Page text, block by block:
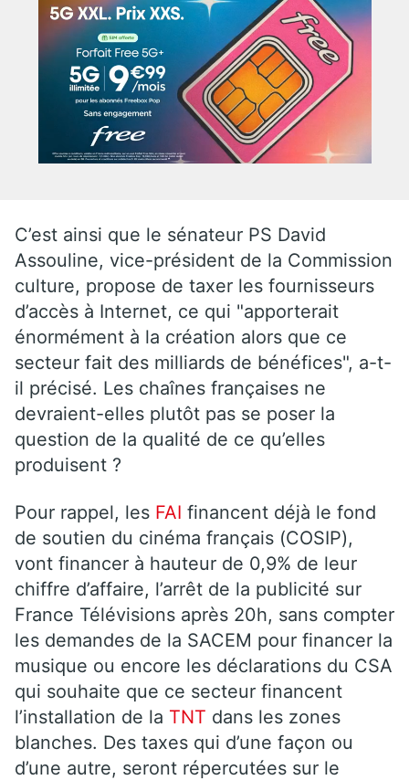
C’est ainsi que le sénateur PS David
Assouline, vice-président de la Commission
culture, propose de taxer les fournisseurs
d’accès à Internet, ce qui "apporterait
énormément à la création alors que ce
secteur fait des milliards de bénéfices", a-t-
il précisé. Les chaînes françaises ne
devraient-elles plutôt pas se poser la
question de la qualité de ce qu’elles
produisent ?
Pour rappel, les FAI financent déjà le fond
de soutien du cinéma français (COSIP),
vont financer à hauteur de 0,9% de leur
chiffre d’affaire, l’arrêt de la publicité sur
France Télévisions après 20h, sans compter
les demandes de la SACEM pour financer la
musique ou encore les déclarations du CSA
qui souhaite que ce secteur financent
l’installation de la TNT dans les zones
blanches. Des taxes qui d’une façon ou
d’une autre, seront répercutées sur le